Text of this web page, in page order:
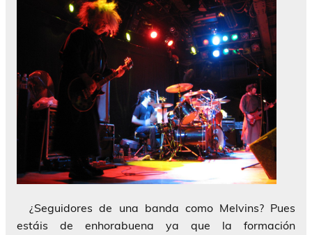
¿Seguidores de una banda como Melvins? Pues
estáis de enhorabuena ya que la formación